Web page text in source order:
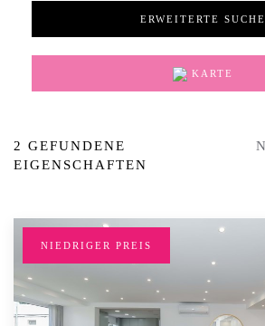
ERWEITERTE SUCHE
KARTE
2 GEFUNDENE
EIGENSCHAFTEN
NIEDRIGER PREIS